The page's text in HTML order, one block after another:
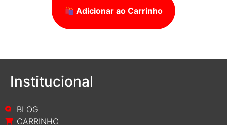
Adicionar ao Carrinho
Institucional
BLOG
CARRINHO